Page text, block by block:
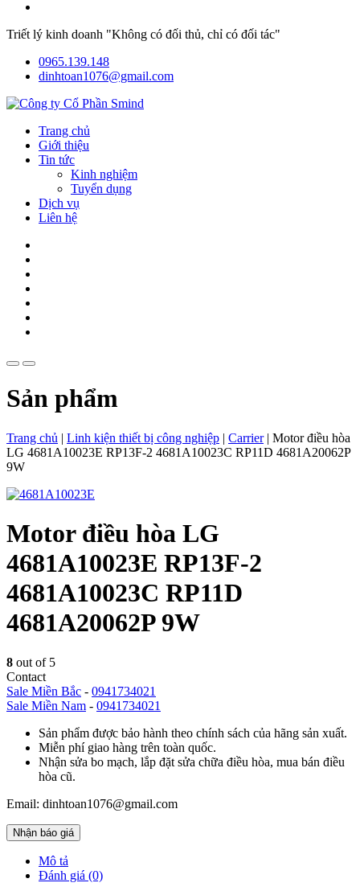
Triết lý kinh doanh "Không có đối thủ, chỉ có đối tác"
0965.139.148
dinhtoan1076@gmail.com
Trang chủ
Giới thiệu
Tin tức
Kinh nghiệm
Tuyển dụng
Dịch vụ
Liên hệ
Sản phẩm
Trang chủ | Linh kiện thiết bị công nghiệp | Carrier| Motor điều hòa
LG 4681A10023E RP13F-2 4681A10023C RP11D 4681A20062P
9W
Motor điều hòa LG
4681A10023E RP13F-2
4681A10023C RP11D
4681A20062P 9W
8 out of 5
Contact
Sale Miền Bắc - 0941734021
Sale Miền Nam - 0941734021
Sản phẩm được bảo hành theo chính sách của hãng sản xuất.
Miễn phí giao hàng trên toàn quốc.
Nhận sửa bo mạch, lắp đặt sửa chữa điều hòa, mua bán điều
hòa cũ.
Email: dinhtoan1076@gmail.com
Nhận báo giá
Mô tả
Đánh giá (0)